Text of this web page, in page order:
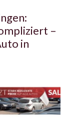
–
in